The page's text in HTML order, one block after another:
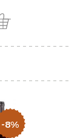
-8%